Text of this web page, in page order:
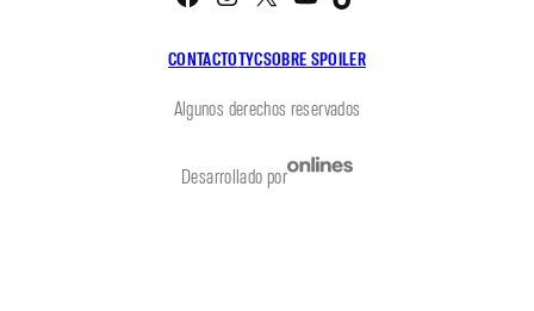
CONTACTOTYCSOBRE SPOILER
Algunos derechos reservados
Desarrollado por